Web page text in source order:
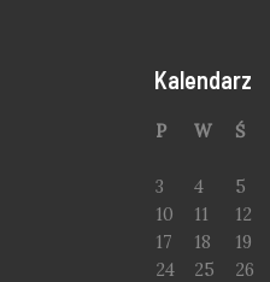
Kalendarz
P W Ś
3
4 5
10
11 12
17
18 19
24
25 26